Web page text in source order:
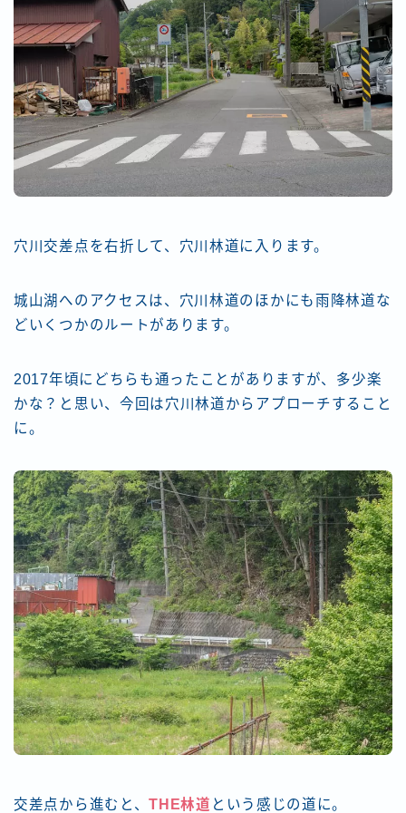
穴川交差点を右折して、穴川林道に入ります。
城山湖へのアクセスは、穴川林道のほかにも雨降林道な
どいくつかのルートがあります。
2017年頃にどちらも通ったことがありますが、多少楽
かな？と思い、今回は穴川林道からアプローチすること
に。
交差点から進むと、THE林道 という感じの道に。